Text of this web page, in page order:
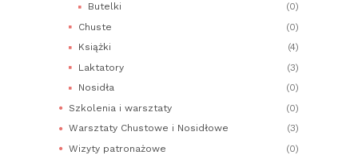
Butelki
(0)
Chuste
(0)
Książki
(4)
Laktatory
(3)
Nosidła
(0)
Szkolenia i warsztaty
(0)
Warsztaty Chustowe i Nosidłowe
(3)
Wizyty patronażowe
(0)